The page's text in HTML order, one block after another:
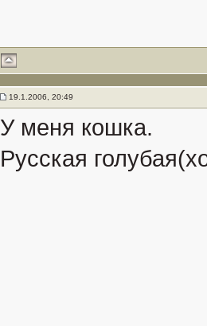
19.1.2006, 20:49
У меня кошка.
Русская